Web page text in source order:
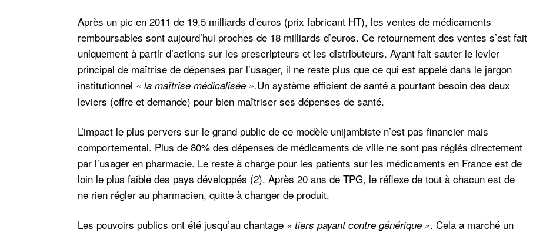
Après un pic en 2011 de 19,5 milliards d’euros (prix fabricant HT), les ventes de médicaments
remboursables sont aujourd’hui proches de 18 milliards d’euros. Ce retournement des ventes s’est fait
uniquement à partir d’actions sur les prescripteurs et les distributeurs. Ayant fait sauter le levier
principal de maîtrise de dépenses par l’usager, il ne reste plus que ce qui est appelé dans le jargon
institutionnel « la maîtrise médicalisée ».Un système efficient de santé a pourtant besoin des deux
leviers (offre et demande) pour bien maîtriser ses dépenses de santé.
L’impact le plus pervers sur le grand public de ce modèle unijambiste n’est pas financier mais
comportemental. Plus de 80% des dépenses de médicaments de ville ne sont pas réglés directement
par l’usager en pharmacie. Le reste à charge pour les patients sur les médicaments en France est de
loin le plus faible des pays développés (2). Après 20 ans de TPG, le réflexe de tout à chacun est de
ne rien régler au pharmacien, quitte à changer de produit.
Les pouvoirs publics ont été jusqu’au chantage « tiers payant contre générique ». Cela a marché un